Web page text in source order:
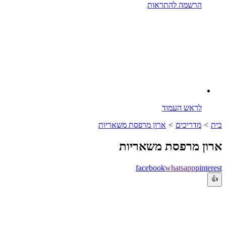
הרשמה להתראות
לראש העמוד
בית > מדריכים > ארון מרפסת משאריות
ארון מרפסת משאריות
facebookwhatsapppinterest
👍